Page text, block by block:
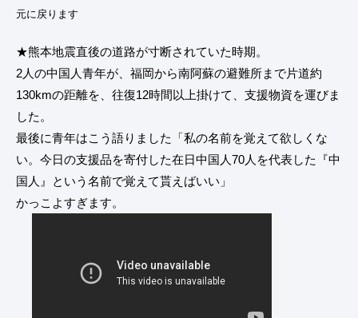
元に戻ります
★熊本地震直後の道路が寸断されていた時期。
2人の中国人青年が、福岡から南阿蘇の避難所まで片道約
130kmの距離を、往復12時間以上掛けて、支援物資を運びま
した。
最後に青年はこう語りました「私の名前を覚えて欲しくな
い。今日の支援品を寄付した在日中国人70人を代表した『中
国人』という名前で覚えて貰えばいい」
かっこよすぎます。